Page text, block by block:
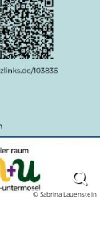
© Sabrina Lauenstein